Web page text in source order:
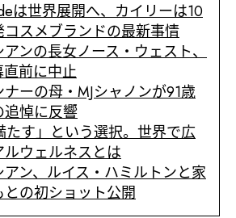
は世界展開へ、カイリーは10
スメブランドの最新事情
ンの長女ノース・ウェスト、
前に中止
ーの母・MJシャノンが91歳
悼に反響
す」という選択。世界で広
ウェルネスとは
ン、ルイス・ハミルトンと家
の初ショット公開